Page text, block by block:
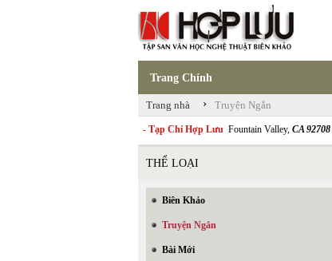
Trang Chính
Trang nhà › Truyện Ngắn
- Tạp Chí Hợp Lưu Fountain Valley, CA 92708
THỂ LOẠI
Biên Khảo
Truyện Ngắn
Bài Mới